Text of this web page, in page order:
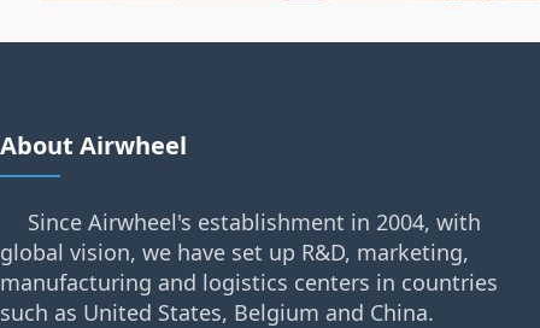
About Airwheel
Since Airwheel's establishment in 2004, with
global vision, we have set up R&D, marketing,
manufacturing and logistics centers in countries
such as United States, Belgium and China.